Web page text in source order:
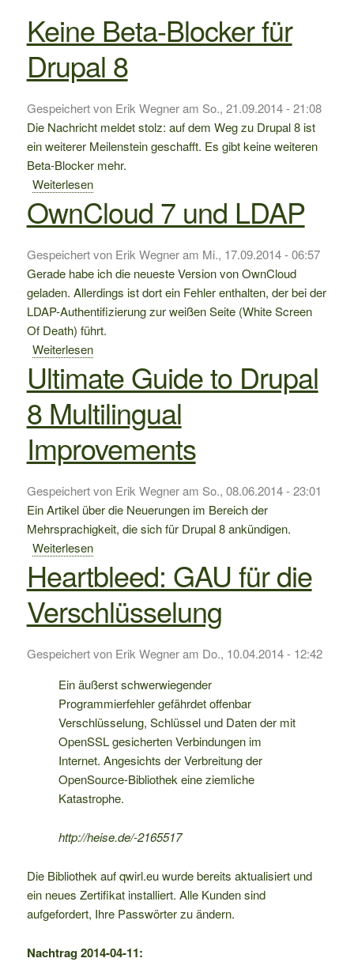
Keine Beta-Blocker für
Drupal 8
Gespeichert von Erik Wegneram So., 21.09.2014 - 21:08
Die Nachricht meldet stolz: auf dem Weg zu Drupal 8 ist
ein weiterer Meilenstein geschafft. Es gibt keine weiteren
Beta-Blocker mehr.
Weiterlesen
Keine
Beta-
für
Drupal
8
OwnCloud 7 und LDAP
Gespeichert von Erik Wegneram Mi., 17.09.2014 - 06:57
Gerade habe ich die neueste Version von OwnCloud
geladen. Allerdings ist dort ein Fehler enthalten, der bei der
LDAP-Authentifizierung zur weißen Seite (White Screen
Of Death) führt.
Weiterlesen
OwnCloud
7
und
LDAP
Ultimate Guide to Drupal
8 Multilingual
Improvements
Gespeichert von Erik Wegneram So., 08.06.2014 - 23:01
Ein Artikel über die Neuerungen im Bereich der
Mehrsprachigkeit, die sich für Drupal 8 ankündigen.
Weiterlesen
Ultimate
Guide
to
Drupal
Multilingual
Improvements
Heartbleed: GAU für die
Verschlüsselung
Gespeichert von Erik Wegneram Do., 10.04.2014 - 12:42
Ein äußerst schwerwiegender
Programmierfehler gefährdet offenbar
Verschlüsselung, Schlüssel und Daten der mit
OpenSSL gesicherten Verbindungen im
Internet. Angesichts der Verbreitung der
OpenSource-Bibliothek eine ziemliche
Katastrophe.
http://heise.de/-2165517
Die Bibliothek auf qwirl.eu wurde bereits aktualisiert und
ein neues Zertifikat installiert. Alle Kunden sind
aufgefordert, Ihre Passwörter zu ändern.
Nachtrag 2014-04-11: